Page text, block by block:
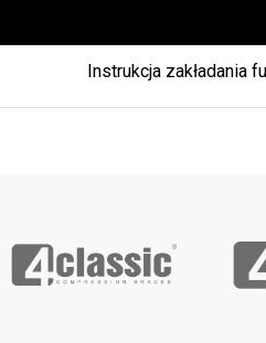
Instrukcja zakładania